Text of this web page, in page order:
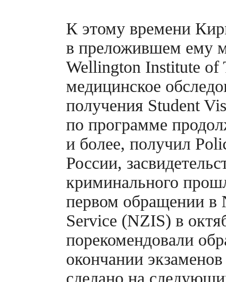
К этому времени
в преложившем ему
Wellington Institute of
медицинское
получения Student
по программе
и более, получил
России,
криминального
первом обращении в
Service (NZIS) в
порекомендовали
окончании
сделано на